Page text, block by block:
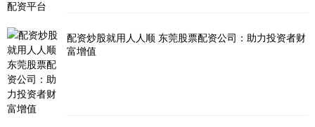
配资炒股就用人人顺 东莞股票配资公司：助力投资者财
富增值